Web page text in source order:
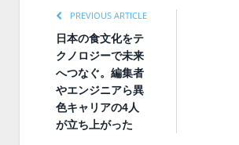
PREVIOUS ARTICLE
日本の食文化をテ
クノロジーで未来
へつなぐ。編集者
やエンジニアら異
色キャリアの4人
が立ち上がった